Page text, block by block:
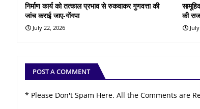
निर्माण कार्य को तत्काल प्रभाव से रुकवाकर गुणवत्ता की
जांच कराई जाए-गोंगपा
July 22, 2026
की
POST A COMMENT
* Please Don't Spam Here. All the Comments are